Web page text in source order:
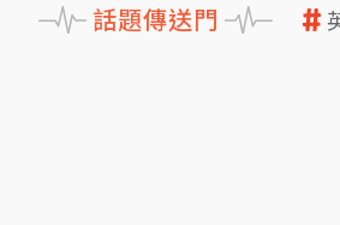
話題傳送門